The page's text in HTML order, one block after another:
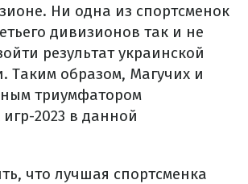
Ни одна из спортсменок
дивизионов так и не
результат украинской
Таким образом, Магучих и
триумфатором
2023 в данной
что лучшая спортсменка